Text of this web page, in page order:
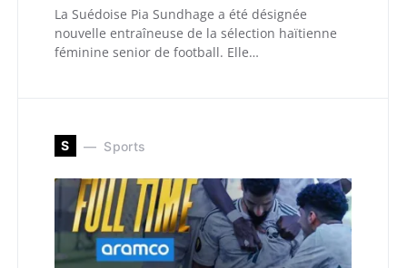
La Suédoise Pia Sundhage a été désignée
nouvelle entraîneuse de la sélection haïtienne
féminine senior de football. Elle…
S Sports